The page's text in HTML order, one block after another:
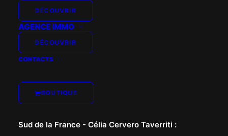
DÉCOUVRIR
AGENCE IMMO
DÉCOUVRIR
CONTACTS
BOUTIQUE
Nord de la France -
E-mail:mplegallo@figarocms.fr
Téléphone :06 38 79 81 33
Sud de la France - Célia Cervero Taverriti :